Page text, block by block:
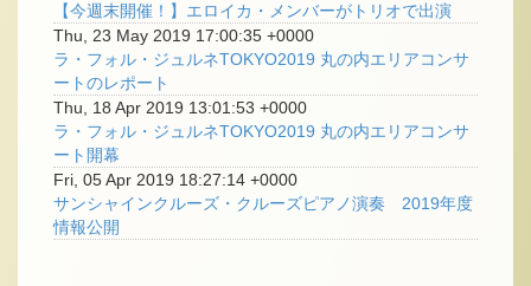
【今週末開催！】エロイカ・メンバーがトリオで出演
Thu, 23 May 2019 17:00:35 +0000
ラ・フォル・ジュルネTOKYO2019 丸の内エリアコンサ
ートのレポート
Thu, 18 Apr 2019 13:01:53 +0000
ラ・フォル・ジュルネTOKYO2019 丸の内エリアコンサ
ート開幕
Fri, 05 Apr 2019 18:27:14 +0000
サンシャインクルーズ・クルーズピアノ演奏 2019年度
情報公開